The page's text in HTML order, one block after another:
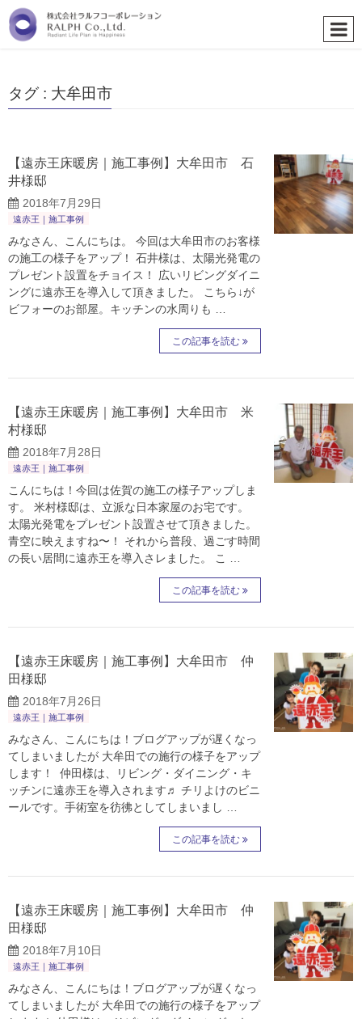
タグ : 大牟田市
【遠赤王床暖房｜施工事例】大牟田市 石
井様邸
2018年7月29日
遠赤王｜施工事例
みなさん、こんにちは。 今回は大牟田市のお客様
の施工の様子をアップ！ 石井様は、太陽光発電の
プレゼント設置をチョイス！ 広いリビングダイニ
ングに遠赤王を導入して頂きました。 こちら↓が
ビフォーのお部屋。キッチンの水周りも …
この記事を読む
【遠赤王床暖房｜施工事例】大牟田市 米
村様邸
2018年7月28日
遠赤王｜施工事例
こんにちは！今回は佐賀の施工の様子アップしま
す。 米村様邸は、立派な日本家屋のお宅です。
太陽光発電をプレゼント設置させて頂きました。
青空に映えますね〜！ それから普段、過ごす時間
の長い居間に遠赤王を導入さレました。 こ …
この記事を読む
【遠赤王床暖房｜施工事例】大牟田市 仲
田様邸
2018年7月26日
遠赤王｜施工事例
みなさん、こんにちは！ブログアップが遅くなっ
てしまいましたが 大牟田での施行の様子をアップ
します！ 仲田様は、リビング・ダイニング・キ
ッチンに遠赤王を導入されます♬ チリよけのビニ
ールです。手術室を彷彿としてしまいまし …
この記事を読む
【遠赤王床暖房｜施工事例】大牟田市 仲
田様邸
2018年7月10日
遠赤王｜施工事例
みなさん、こんにちは！ブログアップが遅くなっ
てしまいましたが 大牟田での施行の様子をアップ